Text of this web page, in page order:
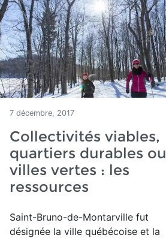
7 décembre, 2017
Collectivités viables,
quartiers durables ou
villes vertes : les
ressources
Saint-Bruno-de-Montarville fut
désignée la ville québécoise et la